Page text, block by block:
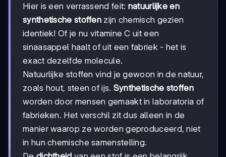
Hier is een verrassend feit: natuurlijke en
synthetische stoffen zijn chemisch gezien
identiek! Of je nu vitamine C uit een
sinaasappel haalt of uit een fabriek - het is
exact dezelfde molecule.
Natuurlijke stoffen vind je gewoon in de natuur,
zoals hout, steen of ijs. Synthetische stoffen
worden door mensen gemaakt in laboratoria of
fabrieken. Het verschil zit dus alleen in de
manier waarop ze worden geproduceerd, niet
in hun chemische samenstelling.